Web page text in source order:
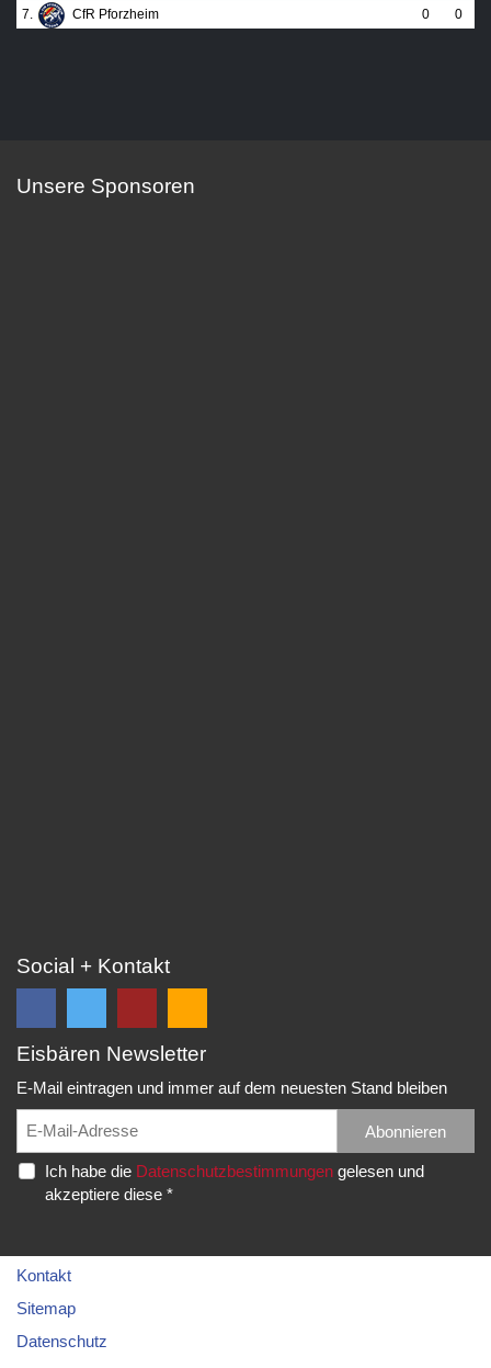
7.
CfR Pforzheim 0 0
Unsere Sponsoren
Social + Kontakt
Folge
auf
Facebook
und
erhalte
die
Folge
auf
Twitter
und
erhalte
die
EC
Eppelheim
Rudolf-
Diesel-
Str.
Eppelheim
Falls
unsere
Spielberichte,
etc.
Eisbären Newsletter
E-Mail eintragen und immer auf dem neuesten Stand bleiben
Abonnieren
Ich habe die Datenschutzbestimmungengelesen und
akzeptiere diese *
Kontakt
Sitemap
Datenschutz